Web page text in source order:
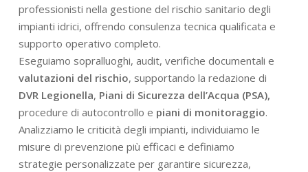
professionisti nella gestione del rischio sanitario degli
impianti idrici, offrendo consulenza tecnica qualificata e
supporto operativo completo.
Eseguiamo sopralluoghi, audit, verifiche documentali e
valutazioni del rischio, supportando la redazione di
DVR Legionella, Piani di Sicurezza dell’Acqua (PSA),
procedure di autocontrollo e piani di monitoraggio.
Analizziamo le criticità degli impianti, individuiamo le
misure di prevenzione più efficaci e definiamo
strategie personalizzate per garantire sicurezza,